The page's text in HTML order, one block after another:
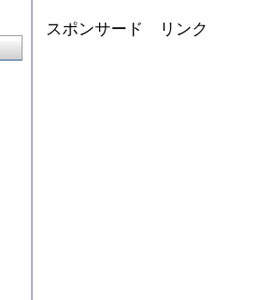
スポンサード リンク